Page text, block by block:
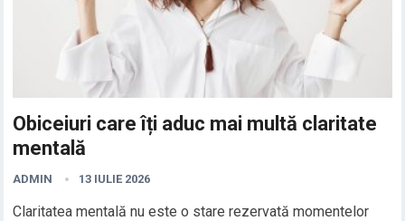
Obiceiuri care îți aduc mai multă claritate
mentală
ADMIN 13 IULIE 2026
Claritatea mentală nu este o stare rezervată momentelor